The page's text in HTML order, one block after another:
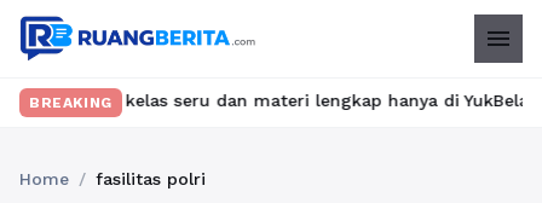
menu
BREAKING
kelas seru dan materi lengkap hanya di
Home / fasilitas polri